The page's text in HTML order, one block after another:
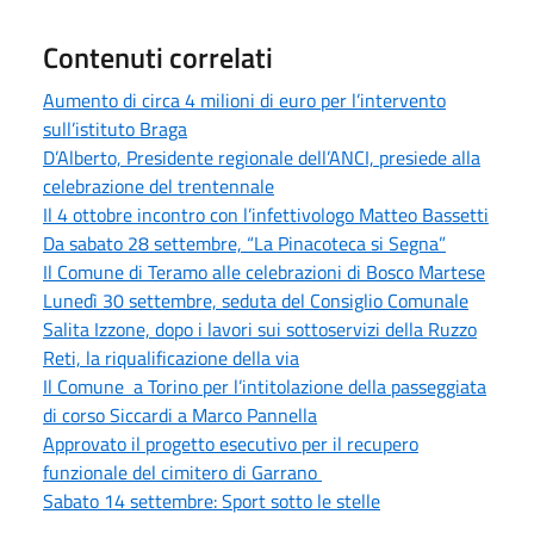
Contenuti correlati
Aumento di circa 4 milioni di euro per l’intervento
sull’istituto Braga
D’Alberto, Presidente regionale dell’ANCI, presiede alla
celebrazione del trentennale
Il 4 ottobre incontro con l’infettivologo Matteo Bassetti
Da sabato 28 settembre, “La Pinacoteca si Segna”
Il Comune di Teramo alle celebrazioni di Bosco Martese
Lunedì 30 settembre, seduta del Consiglio Comunale
Salita Izzone, dopo i lavori sui sottoservizi della Ruzzo
Reti, la riqualificazione della via
Il Comune a Torino per l’intitolazione della passeggiata
di corso Siccardi a Marco Pannella
Approvato il progetto esecutivo per il recupero
funzionale del cimitero di Garrano
Sabato 14 settembre: Sport sotto le stelle